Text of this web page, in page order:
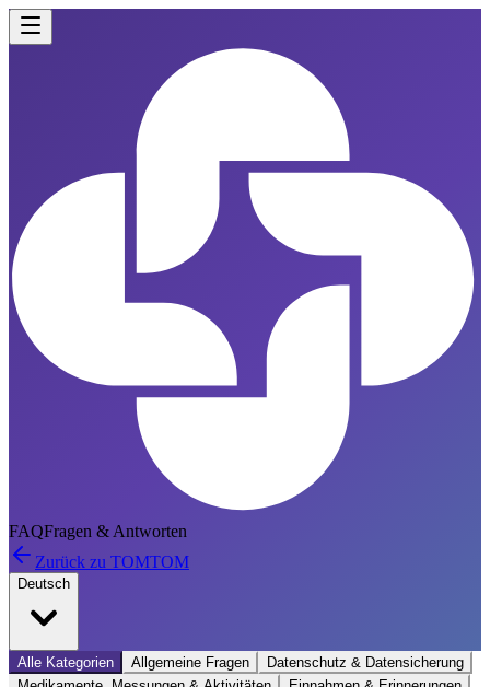
FAQFragen & Antworten
Zurück zu TOMTOM
Deutsch
Alle Kategorien Allgemeine Fragen
Datenschutz & Datensicherung